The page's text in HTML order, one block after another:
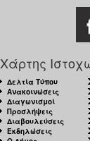
Χάρτης
Δελτία Τύπου
Ανακοινώσεις
Διαγωνισμοί
Προσλήψεις
Διαβουλεύσεις
Εκδηλώσεις